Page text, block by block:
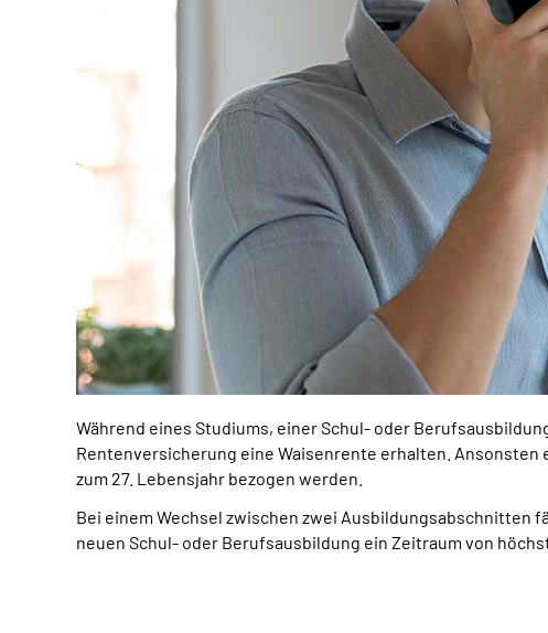
Während eines Studiums, einer Schul- oder
Rentenversicherung eine Waisenrente erhalten. Ansonsten
zum 27. Lebensjahr bezogen werden.
Bei einem Wechsel zwischen zwei Ausbildungsabschnitten
neuen Schul- oder Berufsausbildung ein Zeitraum von